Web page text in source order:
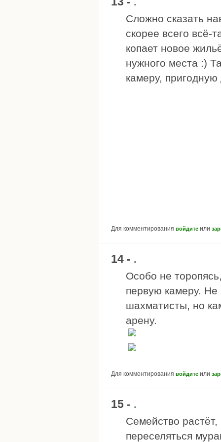
Сложно сказать
скорее всего всё-
копает новое
нужного места :)
камеру,
Для комментирования войдите или
14 - .
Особо не
первую камеру. Не
шахматисты, но
арену.
Для комментирования войдите или
15 - .
Семейство растёт,
переселяться